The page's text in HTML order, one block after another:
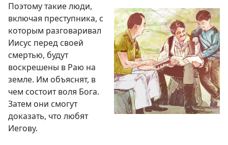
Поэтому такие люди,
включая преступника, с
которым разговаривал
Иисус перед своей
смертью, будут
воскрешены в Раю на
земле. Им объяснят, в
чем состоит воля Бога.
Затем они смогут
доказать, что любят
Иегову.